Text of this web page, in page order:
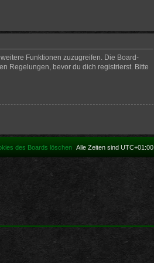
Funktionen zuzugreifen. Die Board-
Regelungen, bevor du dich registrierst. Bitte
Alle Zeiten sind UTC+01:00
des Boards löschen